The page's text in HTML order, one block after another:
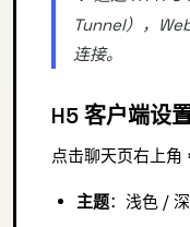
Tunnel），
连接。
H5 客户端设
点击聊天页右上角
主题：浅色 /